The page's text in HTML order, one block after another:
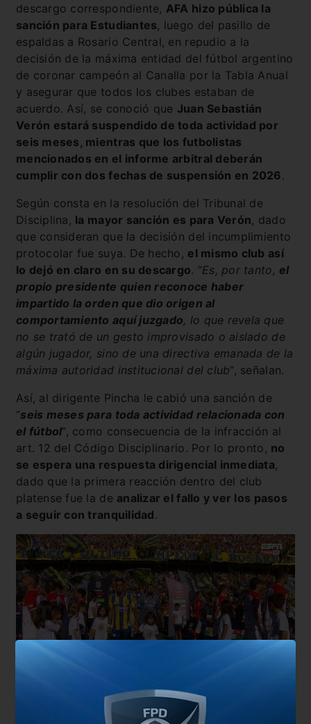
descargo correspondiente, AFA hizo pública la
sanción para Estudiantes, luego del pasillo de
espaldas a Rosario Central, en repudio a la
decisión de la máxima entidad del fútbol argentino
de coronar campeón al Canalla por la Tabla Anual
y asegurar que todos los clubes estaban de
acuerdo. Así, se conoció que Juan Sebastián
Verón estará suspendido de toda actividad por
seis meses, mientras que los futbolistas
mencionados en el informe arbitral deberán
cumplir con dos fechas de suspensión en 2026 .
Según consta en la resolución del Tribunal de
Disciplina, la mayor sanción es para Verón, dado
que consideran que la decisión del incumplimiento
protocolar fue suya. De hecho, el mismo club así
lo dejó en claro en su descargo. “Es, por tanto, el
propio presidente quien reconoce haber
impartido la orden que dio origen al
comportamiento aquí juzgado , lo que revela que
no se trató de un gesto improvisado o aislado de
algún jugador, sino de una directiva emanada de la
máxima autoridad institucional del club“, señalan.
Así, al dirigente Pincha le cabió una sanción de
“seis meses para toda actividad relacionada con
el fútbol“, como consecuencia de la infracción al
art. 12 del Código Disciplinario. Por lo pronto, no
se espera una respuesta dirigencial inmediata,
dado que la primera reacción dentro del club
platense fue la de analizar el fallo y ver los pasos
a seguir con tranquilidad .
En cuanto a los futbolistas, los que fueron